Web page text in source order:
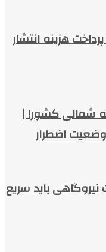
هزینه انتشار
شمالی کشور! |
اضطرار
باید سریع